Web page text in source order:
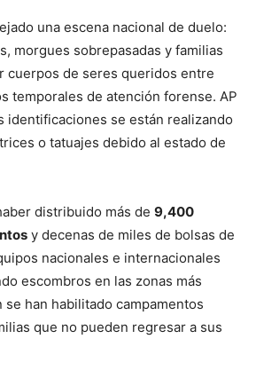
una escena nacional de duelo:
morgues sobrepasadas y familias
cuerpos de seres queridos entre
temporales de atención forense. AP
identificaciones se están realizando
o tatuajes debido al estado de
distribuido más de 9,400
y decenas de miles de bolsas de
nacionales e internacionales
escombros en las zonas más
se han habilitado campamentos
que no pueden regresar a sus